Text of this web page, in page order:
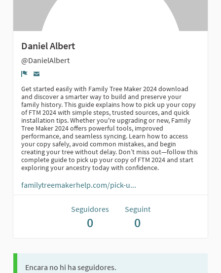
Daniel Albert
@DanielAlbert
Denúncia
Get started easily with Family Tree Maker 2024 download
and discover a smarter way to build and preserve your
family history. This guide explains how to pick up your copy
of FTM 2024 with simple steps, trusted sources, and quick
installation tips. Whether you're upgrading or new, Family
Tree Maker 2024 offers powerful tools, improved
performance, and seamless syncing. Learn how to access
your copy safely, avoid common mistakes, and begin
creating your tree without delay. Don’t miss out—follow this
complete guide to pick up your copy of FTM 2024 and start
exploring your ancestry today with confidence.
familytreemakerhelp.com/pick-u...
Seguidores
0
Seguint
0
Encara no hi ha seguidores.